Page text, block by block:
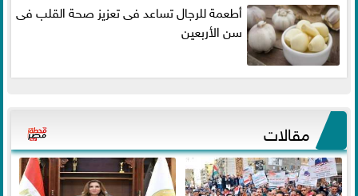
أطعمة للرجال تساعد فى تعزيز صحة القلب فى
سن الأربعين
مقالات